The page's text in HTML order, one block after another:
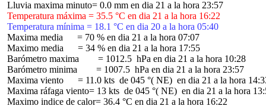
Temperatura máxima = 35.5 °C en dia 21 a la hora 16:22
Temperatura mínima = 18.1 °C en dia 20 a la hora 05:40
Maxima media      = 70 % en dia 21 a la hora 07:07
Maximo media      = 34 % en dia 21 a la hora 17:55
Barómetro maxima        = 1012.5  hPa en dia 21 a la hora 10:28
Barómetro minima        = 1007.5  hPa en dia 21 a la hora 23:57
Maxima viento      = 11.0 kts  de 045 °( NE)  en dia 21 a la hora
Maxima ráfaga viento= 13 kts  de 045 °( NE)  en dia 21 a la hora
Maximo indice de calor= 36.4 °C en dia 21 a la hora 16:22